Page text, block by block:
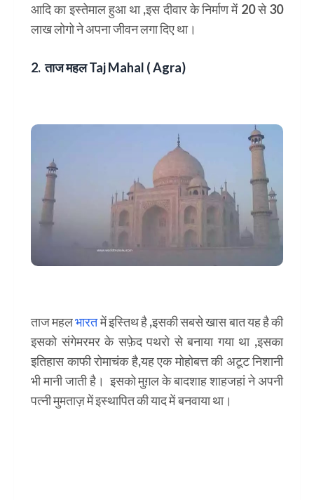
आदि का इस्तेमाल हुआ था ,इस दीवार के निर्माण में 20 से 30
लाख लोगो ने अपना जीवन लगा दिए था।
2. ताज महलTaj Mahal ( Agra)
ताज महलभारतमें इस्तिथ है ,इसकी सबसे खास बात यह है की
इसको संगेमरमर के सफ़ेद पथरो से बनाया गया था ,इसका
इतिहास काफी रोमाचंक है,यह एक मोहोबत्त की अटूट निशानी
भी मानी जाती है। इसको मुग़ल के बादशाह शाहजहां ने अपनी
पत्नी मुमताज़ में इस्थापित की याद में बनवाया था।